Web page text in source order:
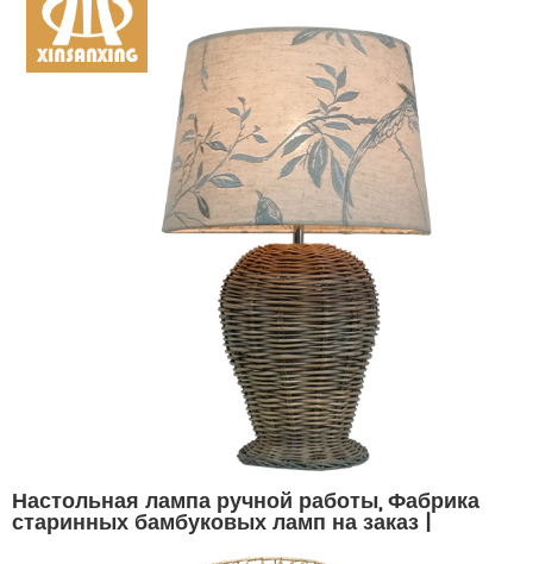
Настольная лампа ручной работы, Фабрика
старинных бамбуковых ламп на заказ |
СИНСАНЬСИН